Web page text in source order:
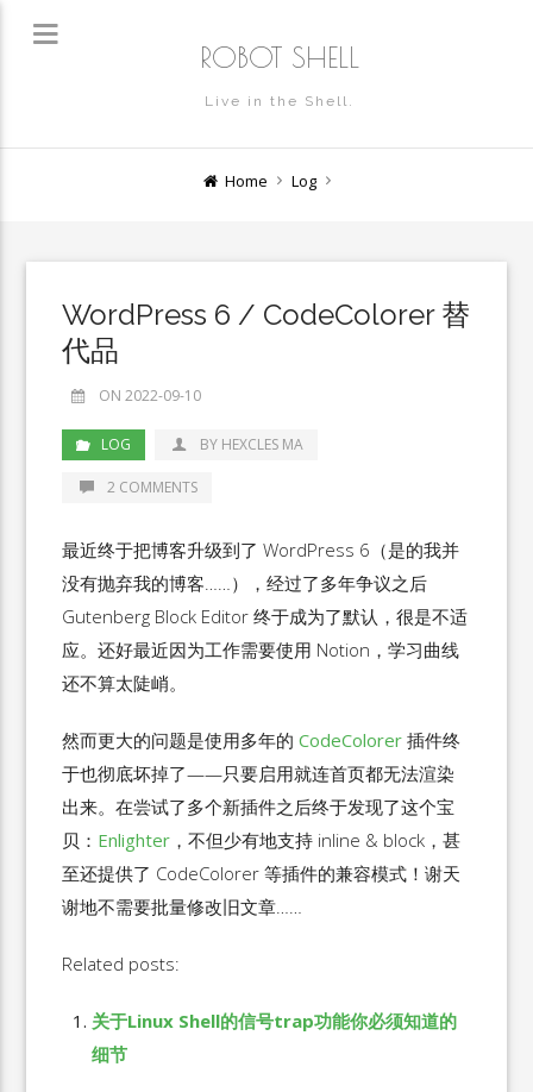
ROBOT SHELL
Live in the Shell.
Home Log
WordPress 6 / CodeColorer 替
代品
ON 2022-09-10
LOG BY HEXCLES MA
2 COMMENTS
最近终于把博客升级到了 WordPress 6（是的我并
没有抛弃我的博客……），经过了多年争议之后
Gutenberg Block Editor 终于成为了默认，很是不适
应。还好最近因为工作需要使用 Notion，学习曲线
还不算太陡峭。
然而更大的问题是使用多年的CodeColorer 插件终
于也彻底坏掉了——只要启用就连首页都无法渲染
出来。在尝试了多个新插件之后终于发现了这个宝
贝： Enlighter ，不但少有地支持 inline & block，甚
至还提供了 CodeColorer 等插件的兼容模式！谢天
谢地不需要批量修改旧文章……
Related posts:
关于Linux Shell的信号trap功能你必须知道的
细节